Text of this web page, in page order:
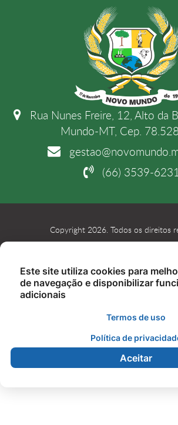
Rua Nunes Freire, 12, Alto da
Mundo-MT, Cep.
(66) 3539-
Copyright 2026. Todos os direitos
Este site utiliza cookies para
de navegação e disponibilizar
adicionais
Termos de uso
Política de
Aceitar